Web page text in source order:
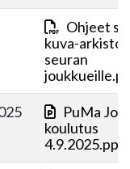
Ohjeet
kuva-
seuran
PuMa
koulutus